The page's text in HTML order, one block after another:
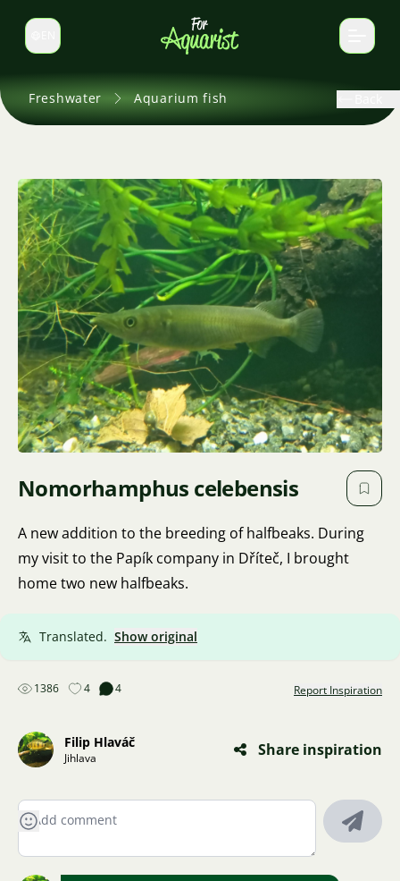
Switch language
Freshwater Aquarium fish
Nomorhamphus celebensis
A new addition to the breeding of halfbeaks. During
my visit to the Papík company in Dříteč, I brought
home two new halfbeaks.
Translated. Show original
1386 4 4 Report Inspiration
Filip Hlaváč
Jihlava Share inspiration